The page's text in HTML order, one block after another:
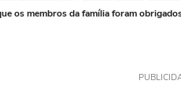
os membros da família foram